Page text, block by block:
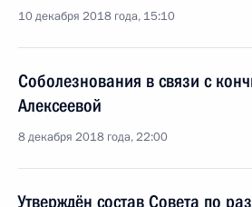
10 декабря 2018 года, 15:10
Соболезнования в связи с
Алексеевой
8 декабря 2018 года, 22:00
Утверждён состав Совета по